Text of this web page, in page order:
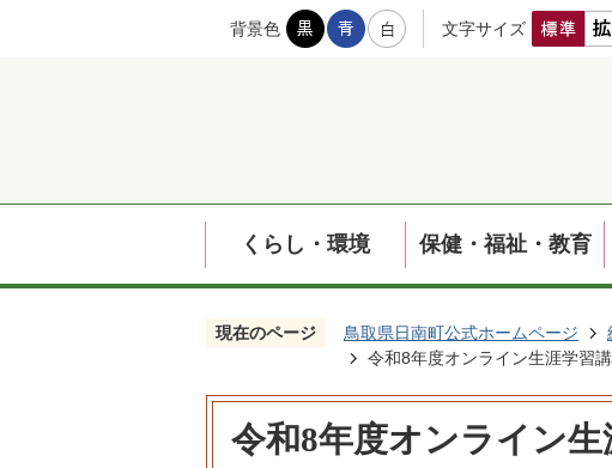
背景色 文字サイズ
くらし・環境 保健・福祉・教育
現在のページ 鳥取県日南町公式ホームページ
令和8年度オンライン生涯学習
令和8年度オンライン生